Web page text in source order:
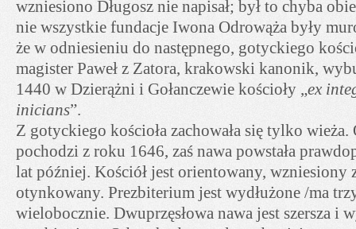
wzniesiono Długosz nie napisał; był to chyba
nie wszystkie fundacje Iwona Odrowąża były
że w odniesieniu do następnego, gotyckiego
magister Paweł z Zatora, krakowski kanonik,
1440 w Dzierążni i Gołanczewie kościoły „ex
inicians”.
Z gotyckiego kościoła zachowała się tylko
pochodzi z roku 1646, zaś nawa powstała
lat później. Kościół jest orientowany, wzniesiony
otynkowany. Prezbiterium jest wydłużone /ma
wielobocznie. Dwuprzęsłowa nawa jest szersza i